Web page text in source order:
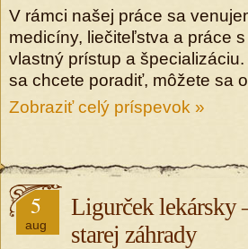
V rámci našej práce sa
medicíny, liečiteľstva a práce
vlastný prístup a
sa chcete poradiť, môžete sa
Zobraziť celý príspevok »
5
aug
Ligurček lekársky
starej záhrady